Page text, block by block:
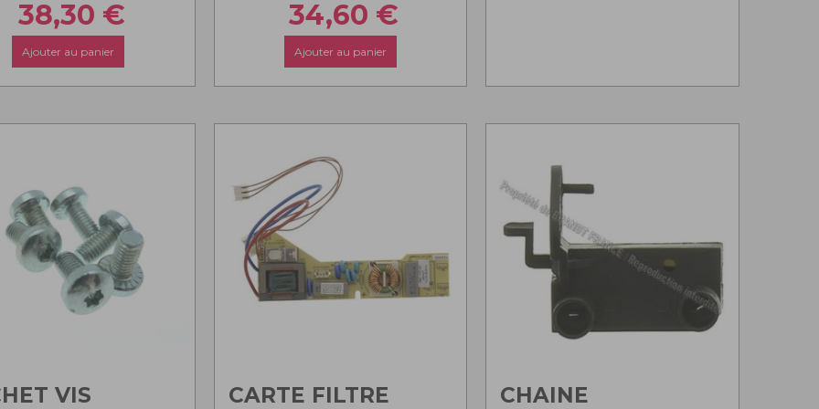
38,30 €
Ajouter au panier
34,60 €
Ajouter au panier
VIS CARTE FILTRE
CHAINE